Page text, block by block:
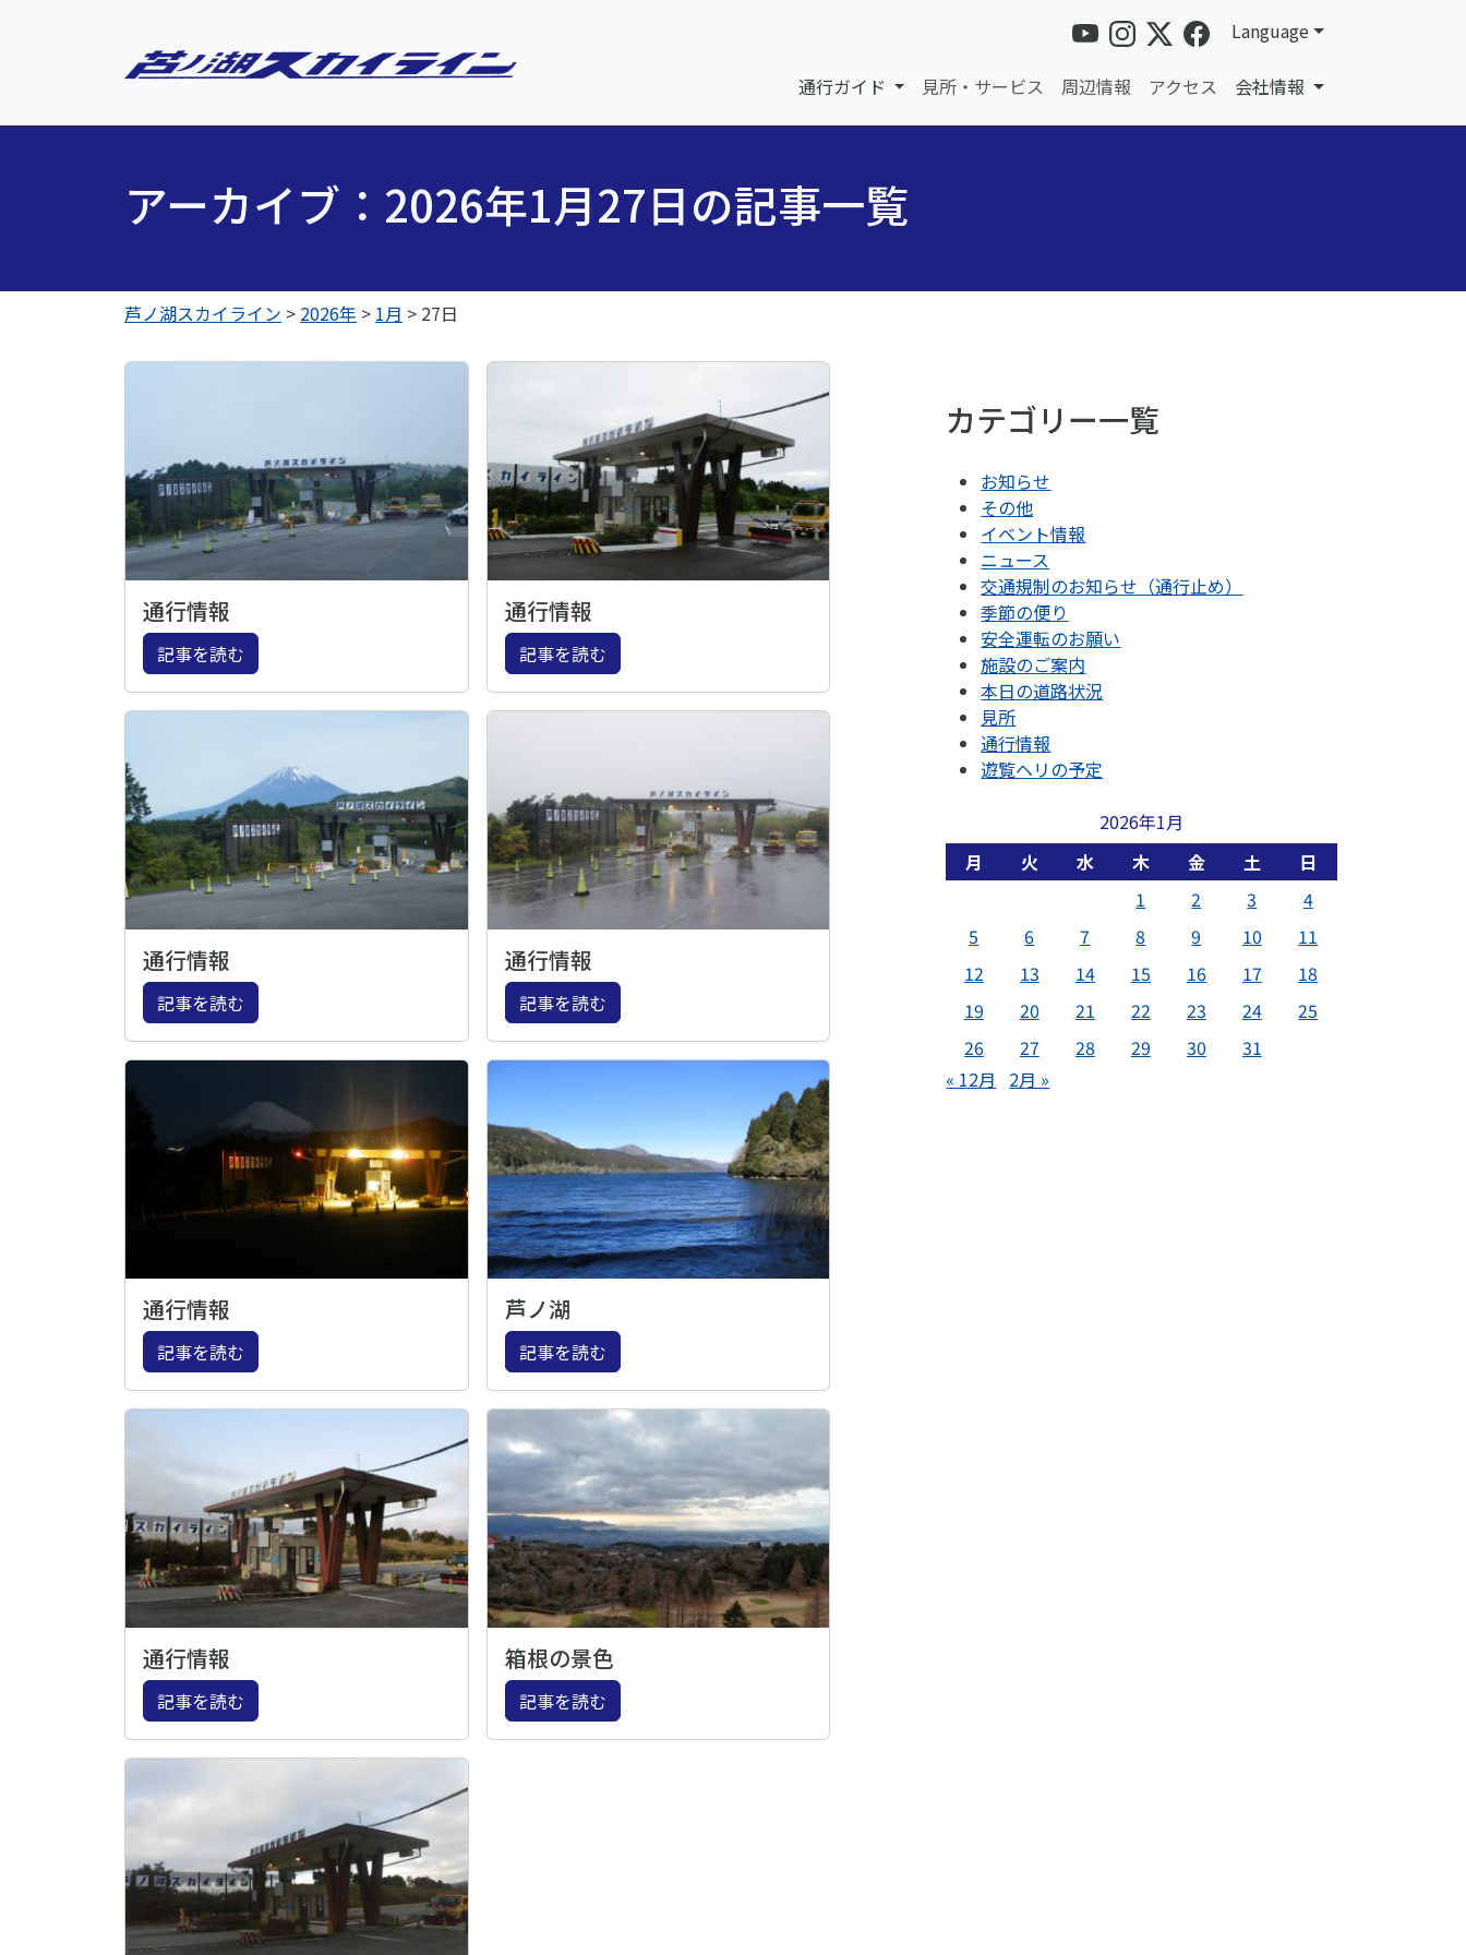
Language
通行ガイド 見所・サービス 周辺情報 アクセス 会社情報
アーカイブ：2026年1月27日の記事一覧
芦ノ湖スカイライン > 2026年 > 1月 > 27日
通行情報
記事を読む
通行情報
記事を読む
通行情報
記事を読む
通行情報
記事を読む
通行情報
記事を読む
芦ノ湖
記事を読む
通行情報
記事を読む
箱根の景色
記事を読む
カテゴリー一覧
お知らせ
その他
イベント情報
ニュース
交通規制のお知らせ（通行止め）
季節の便り
安全運転のお願い
施設のご案内
本日の道路状況
見所
通行情報
遊覧ヘリの予定
2026年1月
月
火 水 木 金 土
日
1
2 3
4
5
6 7 8 9 10
11
12
13 14 15 16 17
18
19
20 21 22 23 24
25
26
27 28 29 30
31
« 12月
2月 »